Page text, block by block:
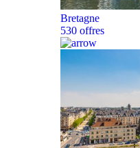
Bretagne
530 offres